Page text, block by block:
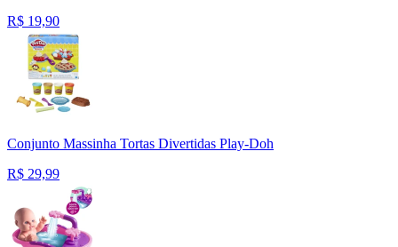
R$ 19,90
Conjunto Massinha Tortas Divertidas Play-Doh
R$ 29,99